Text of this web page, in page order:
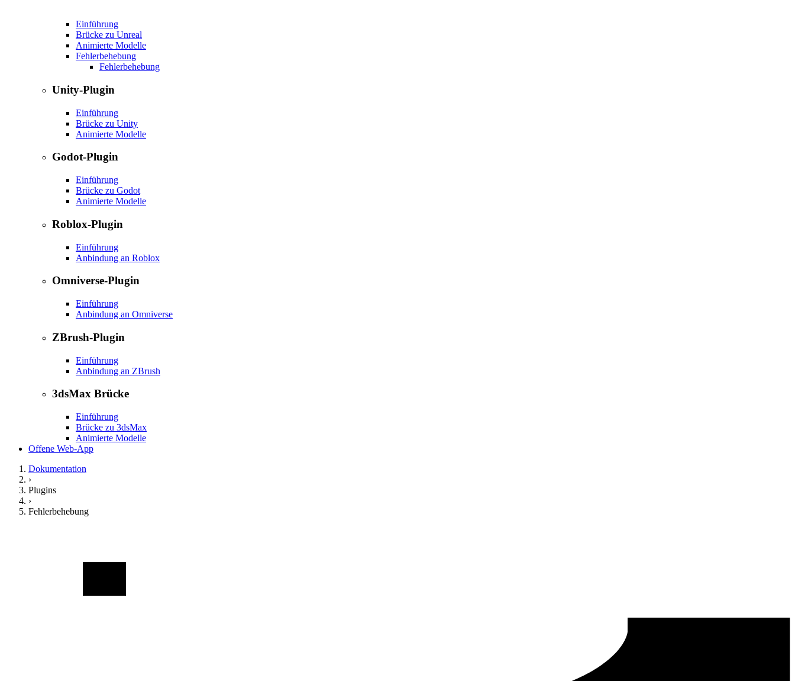
Einführung
Brücke zu Unreal
Animierte Modelle
Fehlerbehebung
Fehlerbehebung
Unity-Plugin
Einführung
Brücke zu Unity
Animierte Modelle
Godot-Plugin
Einführung
Brücke zu Godot
Animierte Modelle
Roblox-Plugin
Einführung
Anbindung an Roblox
Omniverse-Plugin
Einführung
Anbindung an Omniverse
ZBrush-Plugin
Einführung
Anbindung an ZBrush
3dsMax Brücke
Einführung
Brücke zu 3dsMax
Animierte Modelle
Offene Web-App
Dokumentation
›
Plugins
›
Fehlerbehebung